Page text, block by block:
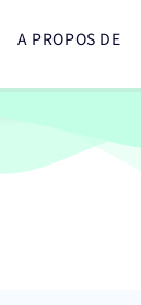
A PROPOS DE